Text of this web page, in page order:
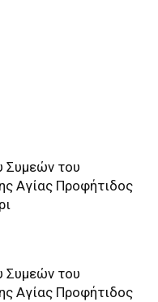
Συμεών του
Αγίας Προφήτιδος
Συμεών του
Αγίας Προφήτιδος